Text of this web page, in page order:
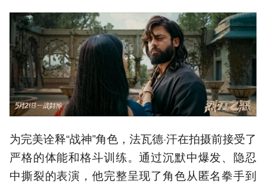
为完美诠释“战神”角色，法瓦德·汗在拍摄前接受了
严格的体能和格斗训练。通过沉默中爆发、隐忍
中撕裂的表演，他完整呈现了角色从匿名拳手到